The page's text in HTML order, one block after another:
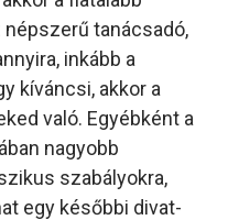
tanácsadó,
inkább a
kíváncsi, akkor a
való. Egyébként a
nagyobb
szabályokra,
egy későbbi divat-